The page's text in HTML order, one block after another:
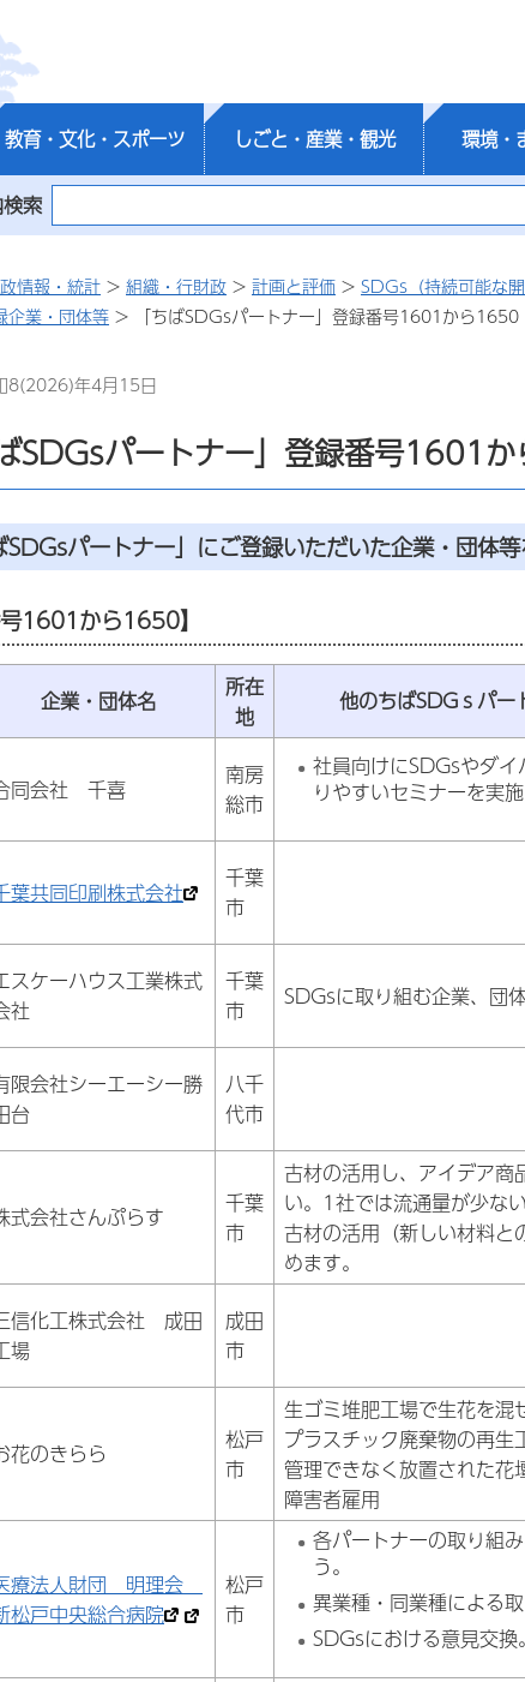
教育・文化・スポーツ しごと・産業・観光 環境・
索
情報・統計 > 組織・行財政 > 計画と評価 > SDGs（持続可能な
企業・団体等 > 「ちばSDGsパートナー」登録番号1601から1650
8(2026)年4月15日
ばSDGsパートナー」登録番号1601
SDGsパートナー」にご登録いただいた企業・団体等
号1601から1650】
企業・団体名
所在
地
他のちばSDGｓパー
同会社 千喜
南房
総市
社員向けにSDGsやダ
りやすいセミナーを実
葉共同印刷株式会社
千葉
市
スケーハウス工業株式
社
千葉
市
SDGsに取り組む企業、団
限会社シーエーシー勝
台
八千
代市
式会社さんぷらす
千葉
市
古材の活用し、アイデア商
い。1社では流通量が少な
古材の活用（新しい材料と
めます。
信化工株式会社 成田
場
成田
市
花のきらら
松戸
市
生ゴミ堆肥工場で生花を混
プラスチック廃棄物の再生
管理できなく放置された花
障害者雇用
療法人財団 明理会
松戸中央総合病院
松戸
市
各パートナーの取り組
う。
異業種・同業種による
SDGsにおける意見交換。